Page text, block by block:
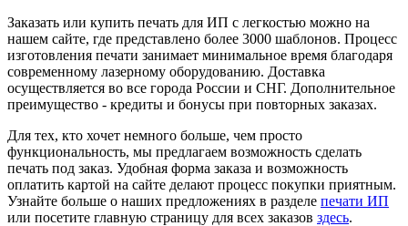
Заказать или купить печать для ИП с легкостью можно на
нашем сайте, где представлено более 3000 шаблонов. Процесс
изготовления печати занимает минимальное время благодаря
современному лазерному оборудованию. Доставка
осуществляется во все города России и СНГ. Дополнительное
преимущество - кредиты и бонусы при повторных заказах.
Для тех, кто хочет немного больше, чем просто
функциональность, мы предлагаем возможность сделать
печать под заказ. Удобная форма заказа и возможность
оплатить картой на сайте делают процесс покупки приятным.
Узнайте больше о наших предложениях в разделе печати ИП
или посетите главную страницу для всех заказов здесь.